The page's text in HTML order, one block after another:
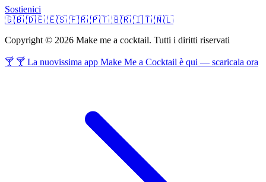
Sostienici
🇬🇧 🇩🇪 🇪🇸 🇫🇷 🇵🇹 🇧🇷 🇮🇹 🇳🇱
Copyright © 2026 Make me a cocktail. Tutti i diritti riservati
🍸 🍸 La nuovissima app Make Me a Cocktail è qui — scaricala ora